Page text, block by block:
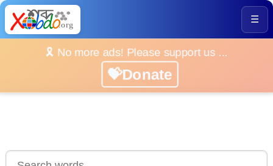
☰
🎗️ No more ads! Please support us ...
💝Donate